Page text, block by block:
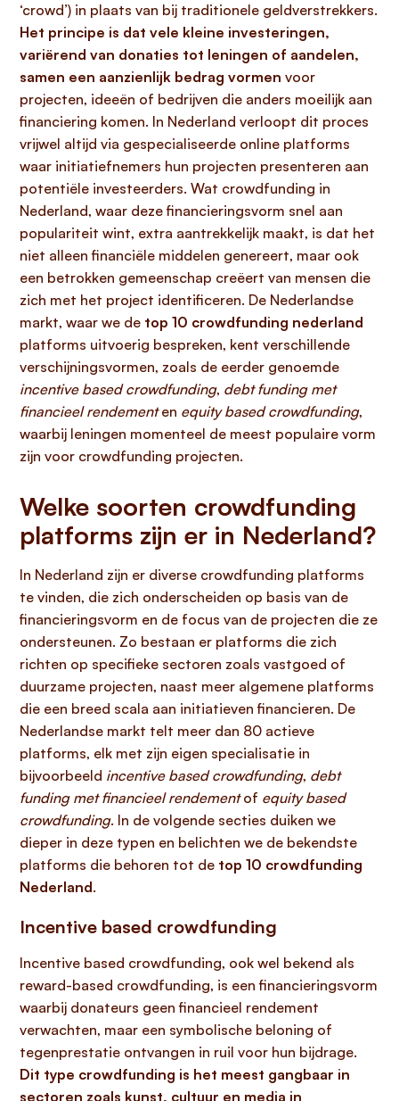
‘crowd’) in plaats van bij traditionele geldverstrekkers.
Het principe is dat vele kleine investeringen,
variërend van donaties tot leningen of aandelen,
samen een aanzienlijk bedrag vormen voor
projecten, ideeën of bedrijven die anders moeilijk aan
financiering komen. In Nederland verloopt dit proces
vrijwel altijd via gespecialiseerde online platforms
waar initiatiefnemers hun projecten presenteren aan
potentiële investeerders. Wat crowdfunding in
Nederland, waar deze financieringsvorm snel aan
populariteit wint, extra aantrekkelijk maakt, is dat het
niet alleen financiële middelen genereert, maar ook
een betrokken gemeenschap creëert van mensen die
zich met het project identificeren. De Nederlandse
markt, waar we de top 10 crowdfunding nederland
platforms uitvoerig bespreken, kent verschillende
verschijningsvormen, zoals de eerder genoemde
incentive based crowdfunding, debt funding met
financieel rendementen equity based crowdfunding,
waarbij leningen momenteel de meest populaire vorm
zijn voor crowdfunding projecten.
Welke soorten crowdfunding
platforms zijn er in Nederland?
In Nederland zijn er diverse crowdfunding platforms
te vinden, die zich onderscheiden op basis van de
financieringsvorm en de focus van de projecten die ze
ondersteunen. Zo bestaan er platforms die zich
richten op specifieke sectoren zoals vastgoed of
duurzame projecten, naast meer algemene platforms
die een breed scala aan initiatieven financieren. De
Nederlandse markt telt meer dan 80 actieve
platforms, elk met zijn eigen specialisatie in
bijvoorbeeld incentive based crowdfunding, debt
funding met financieel rendementof equity based
crowdfunding. In de volgende secties duiken we
dieper in deze typen en belichten we de bekendste
platforms die behoren tot de top 10 crowdfunding
Nederland.
Incentive based crowdfunding
Incentive based crowdfunding, ook wel bekend als
reward-based crowdfunding, is een financieringsvorm
waarbij donateurs geen financieel rendement
verwachten, maar een symbolische beloning of
tegenprestatie ontvangen in ruil voor hun bijdrage.
Dit type crowdfunding is het meest gangbaar in
sectoren zoals kunst, cultuur en media in